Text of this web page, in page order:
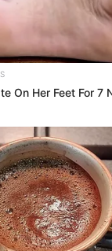
On Her Feet For 7